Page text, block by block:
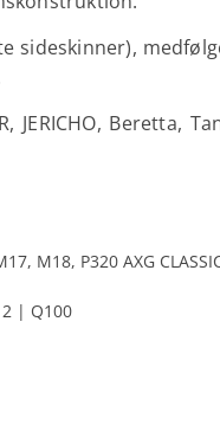
sideskinner),
Beretta,
P320 AXG
| Q100